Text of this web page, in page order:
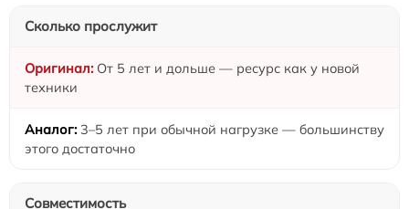
Сколько прослужит
От 5 лет и дольше — ресурс как у новой
техники
3–5 лет при обычной нагрузке — большинству
этого достаточно
Совместимость